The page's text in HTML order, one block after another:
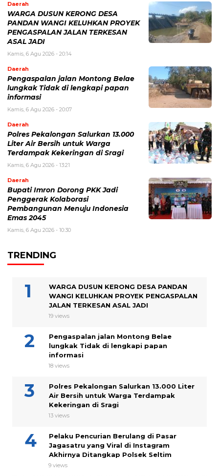
Daerah
WARGA DUSUN KERONG DESA
PANDAN WANGI KELUHKAN PROYEK
PENGASPALAN JALAN TERKESAN
ASAL JADI
Kamis, 6 Agu 2026 - 20:14
Daerah
Pengaspalan jalan Montong Belae
lungkak Tidak di lengkapi papan
informasi
Kamis, 6 Agu 2026 - 20:07
Daerah
Polres Pekalongan Salurkan 13.000
Liter Air Bersih untuk Warga
Terdampak Kekeringan di Sragi
Kamis, 6 Agu 2026 - 13:21
Daerah
Bupati Imron Dorong PKK Jadi
Penggerak Kolaborasi
Pembangunan Menuju Indonesia
Emas 2045
Kamis, 6 Agu 2026 - 10:30
TRENDING
WARGA DUSUN KERONG DESA PANDAN
WANGI KELUHKAN PROYEK PENGASPALAN
JALAN TERKESAN ASAL JADI
19 views
Pengaspalan jalan Montong Belae
lungkak Tidak di lengkapi papan
informasi
18 views
Polres Pekalongan Salurkan 13.000 Liter
Air Bersih untuk Warga Terdampak
Kekeringan di Sragi
13 views
Pelaku Pencurian Berulang di Pasar
Jagasatru yang Viral di Instagram
Akhirnya Ditangkap Polsek Seltim
9 views